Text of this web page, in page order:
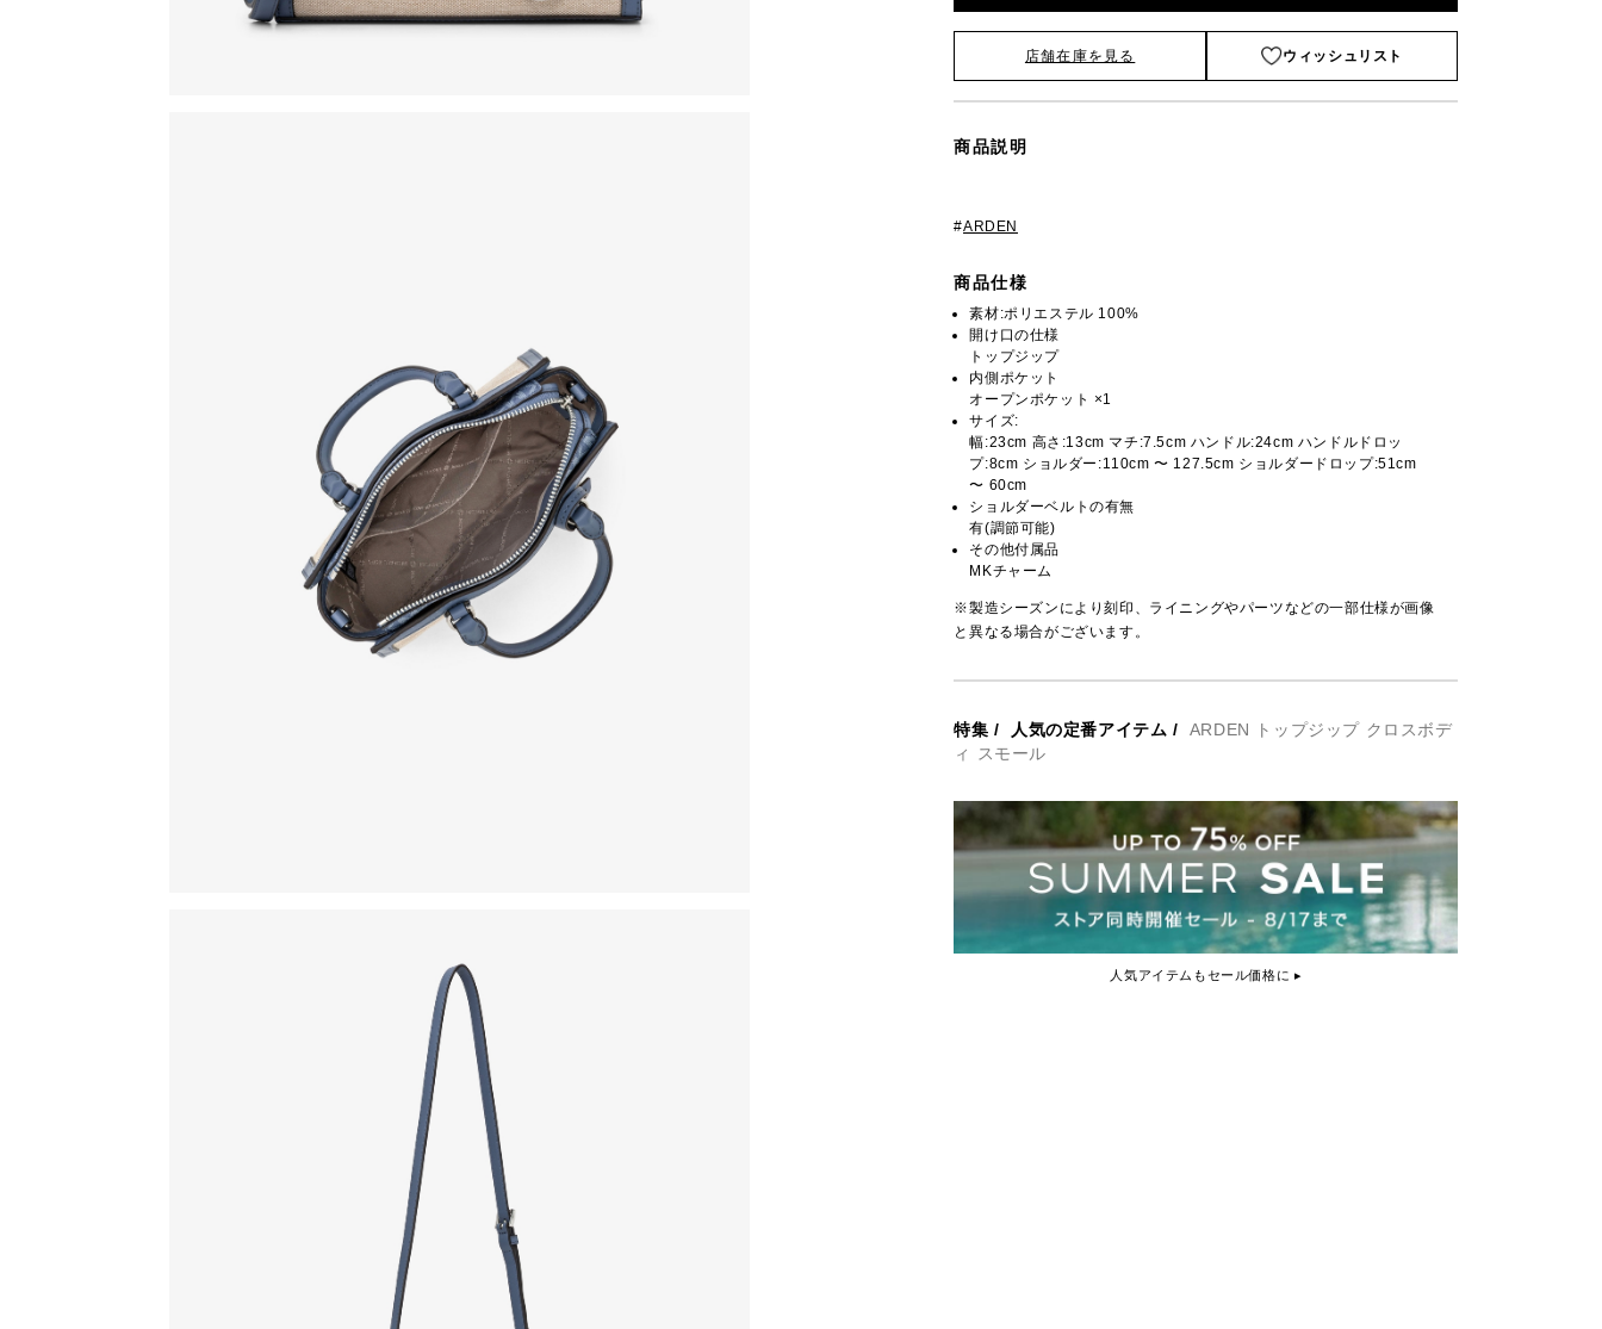
店舗在庫を見る ウィッシュリスト
商品説明
#ARDEN
商品仕様
素材:ポリエステル 100%
開け口の仕様
トップジップ
内側ポケット
オープンポケット ×1
サイズ:
幅:23cm 高さ:13cm マチ:7.5cm ハンドル:24cm ハンドルドロッ
プ:8cm ショルダー:110cm 〜 127.5cm ショルダードロップ:51cm
〜 60cm
ショルダーベルトの有無
有(調節可能)
その他付属品
MKチャーム
※製造シーズンにより刻印、ライニングやパーツなどの一部仕様が画像
と異なる場合がございます。
特集 / 人気の定番アイテム /
ARDEN トップジップ クロスボデ
ィ スモール
人気アイテムもセール価格に ▸